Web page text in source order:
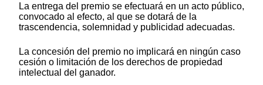
La entrega del premio se efectuará en un acto público,
convocado al efecto, al que se dotará de la
trascendencia, solemnidad y publicidad adecuadas.
La concesión del premio no implicará en ningún caso
cesión o limitación de los derechos de propiedad
intelectual del ganador.